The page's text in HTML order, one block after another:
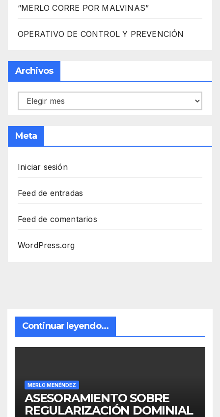
“MERLO CORRE POR MALVINAS”
OPERATIVO DE CONTROL Y PREVENCIÓN
Archivos
Archivos
Meta
Iniciar sesión
Feed de entradas
Feed de comentarios
WordPress.org
Continuar leyendo...
MERLO MENÉNDEZ
ASESORAMIENTO SOBRE
REGULARIZACIÓN DOMINIAL